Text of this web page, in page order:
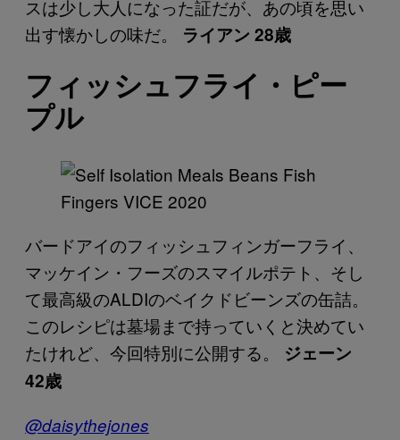
スは少し大人になった証だが、あの頃を思い
出す懐かしの味だ。 ライアン 28歳
フィッシュフライ・ピー
プル
バードアイのフィッシュフィンガーフライ、
マッケイン・フーズのスマイルポテト、そし
て最高級のALDIのベイクドビーンズの缶詰。
このレシピは墓場まで持っていくと決めてい
たけれど、今回特別に公開する。 ジェーン
42歳
@daisythejones